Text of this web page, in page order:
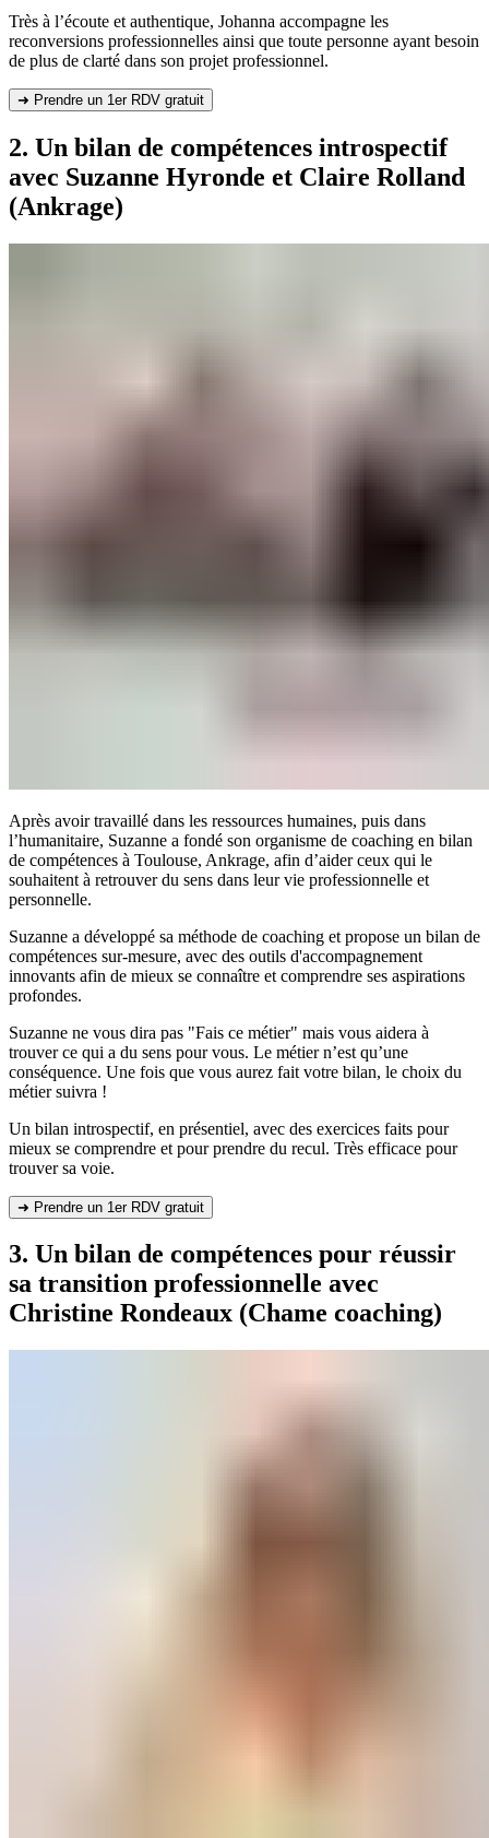
Très à l’écoute et authentique, Johanna accompagne les
reconversions professionnelles ainsi que toute personne ayant besoin
de plus de clarté dans son projet professionnel.
➜ Prendre un 1er RDV gratuit
2. Un bilan de compétences introspectif
avec Suzanne Hyronde et Claire Rolland
(Ankrage)
Après avoir travaillé dans les ressources humaines, puis dans
l’humanitaire, Suzanne a fondé son organisme de coaching en bilan
de compétences à Toulouse, Ankrage, afin d’aider ceux qui le
souhaitent à retrouver du sens dans leur vie professionnelle et
personnelle.
Suzanne a développé sa méthode de coaching et propose un bilan de
compétences sur-mesure, avec des outils d'accompagnement
innovants afin de mieux se connaître et comprendre ses aspirations
profondes.
Suzanne ne vous dira pas "Fais ce métier" mais vous aidera à
trouver ce qui a du sens pour vous. Le métier n’est qu’une
conséquence. Une fois que vous aurez fait votre bilan, le choix du
métier suivra !
Un bilan introspectif, en présentiel, avec des exercices faits pour
mieux se comprendre et pour prendre du recul. Très efficace pour
trouver sa voie.
➜ Prendre un 1er RDV gratuit
3. Un bilan de compétences pour réussir
sa transition professionnelle avec
Christine Rondeaux (Chame coaching)